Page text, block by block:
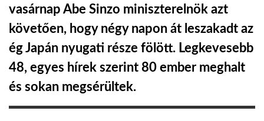
GLOBOZSARU
DOBRAVERO.HU
LATIMO.HU
vasárnap Abe Sinzo miniszterelnök azt
követően, hogy négy napon át leszakadt az
ég Japán nyugati része fölött. Legkevesebb
48, egyes hírek szerint 80 ember meghalt
és sokan megsérültek.